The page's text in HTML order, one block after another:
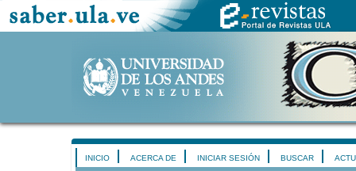
INICIO ACERCA DE INICIAR SESIÓN BUSCAR